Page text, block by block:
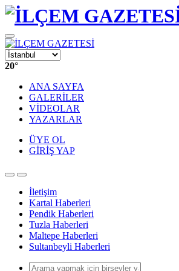
20°
ANA SAYFA
GALERİLER
VİDEOLAR
YAZARLAR
ÜYE OL
GİRİŞ YAP
İletişim
Kartal Haberleri
Pendik Haberleri
Tuzla Haberleri
Maltepe Haberleri
Sultanbeyli Haberleri